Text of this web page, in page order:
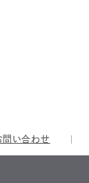
問い合わせ